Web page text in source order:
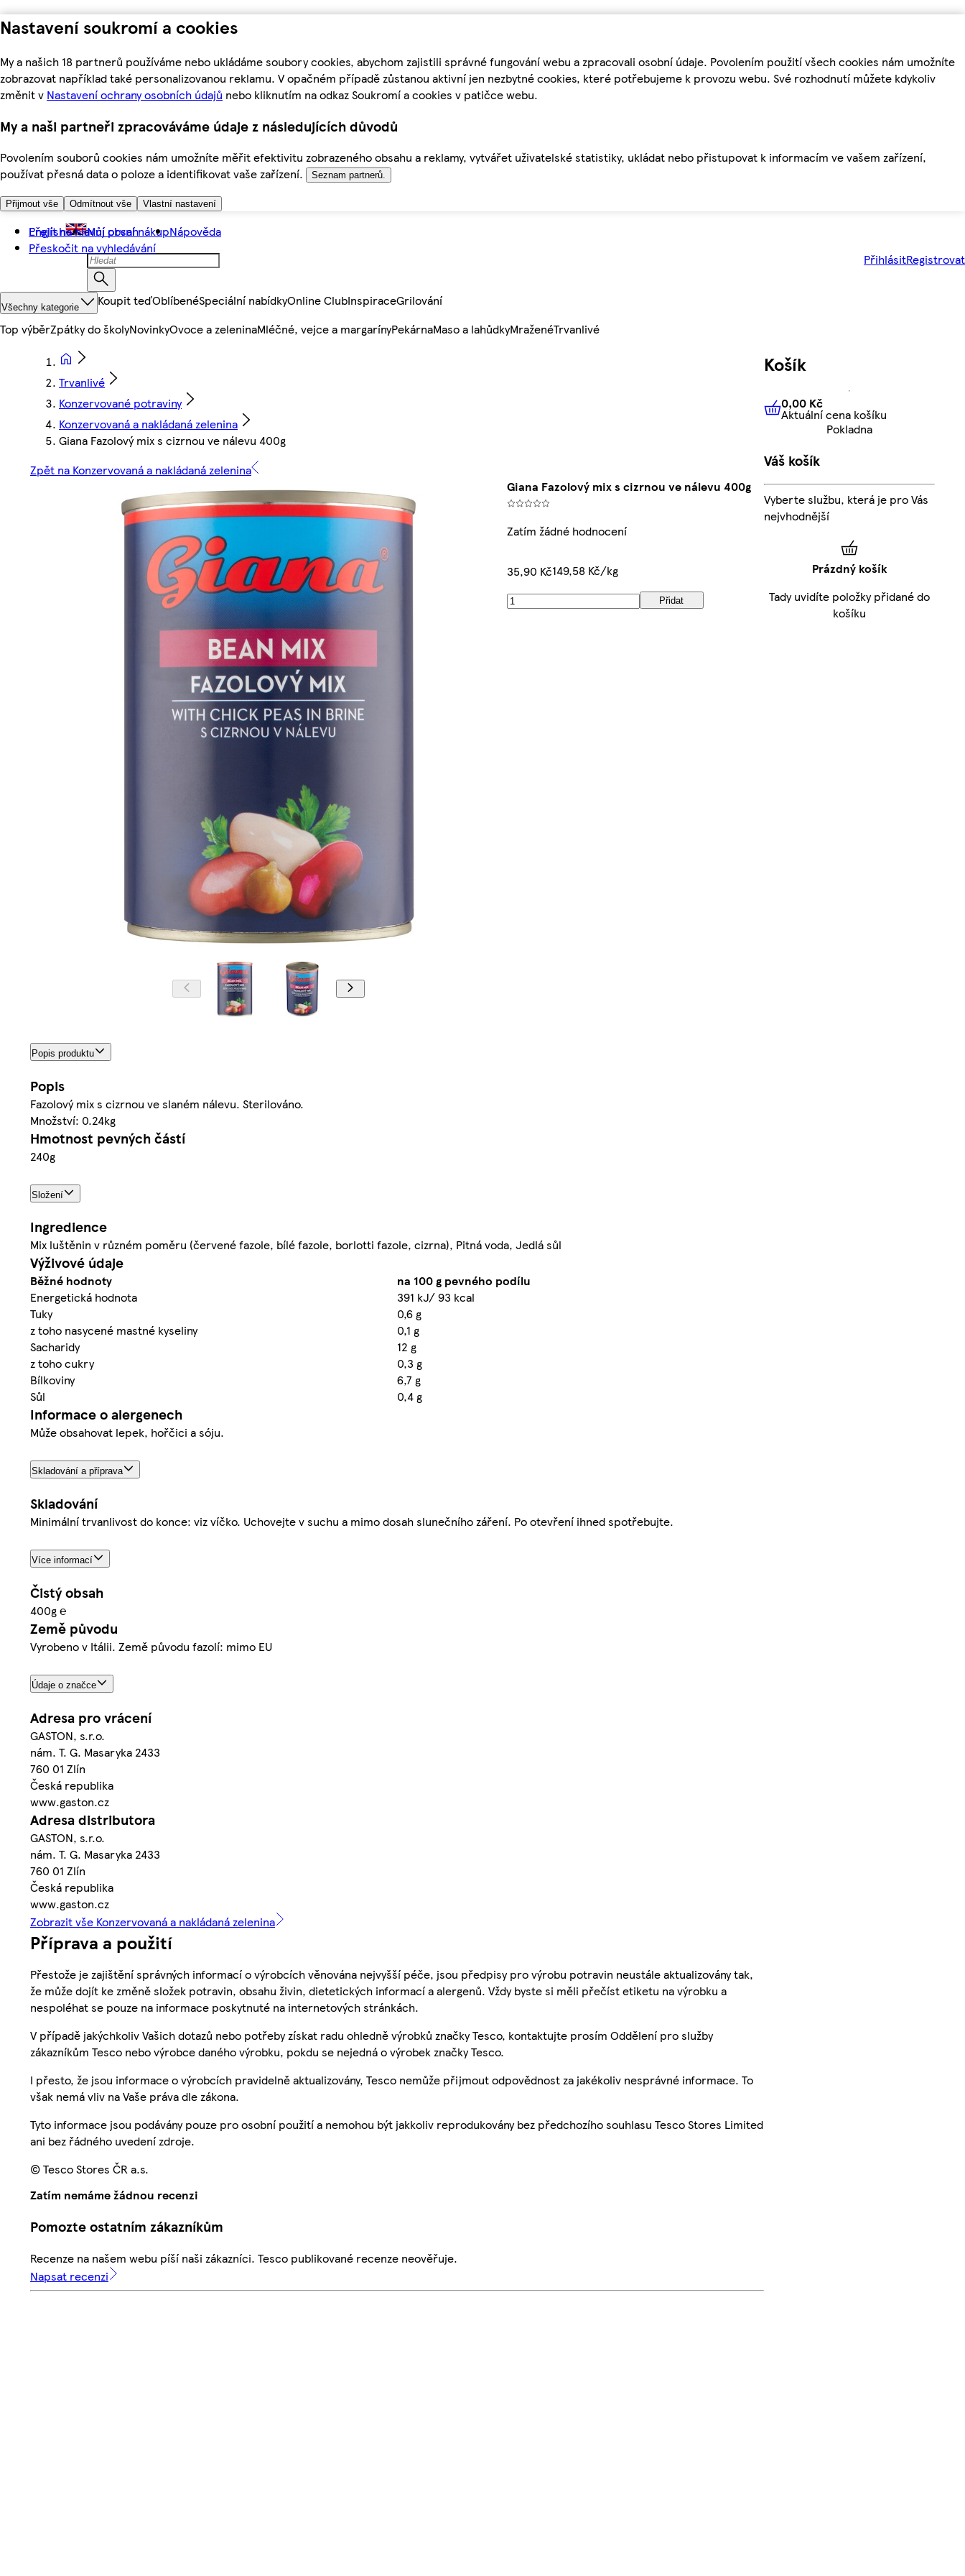
Nastavení soukromí a cookies
My a našich 18 partnerů používáme nebo ukládáme soubory cookies, abychom zajistili správné fungování webu a zpracovali osobní údaje. Povolením použití všech cookies nám umožníte
zobrazovat například také personalizovanou reklamu. V opačném případě zůstanou aktivní jen nezbytné cookies, které potřebujeme k provozu webu. Své rozhodnutí můžete kdykoliv
změnit v Nastavení ochrany osobních údajů nebo kliknutím na odkaz Soukromí a cookies v patičce webu.
My a naši partneři zpracováváme údaje z následujících důvodů
Povolením souborů cookies nám umožníte měřit efektivitu zobrazeného obsahu a reklamy, vytvářet uživatelské statistiky, ukládat nebo přistupovat k informacím ve vašem zařízení,
používat přesná data o poloze a identifikovat vaše zařízení.
Seznam partnerů.
Přijmout vše Odmítnout vše Vlastní nastavení
Přejít na hlavní obsah
Přeskočit na vyhledávání
English Můj první nákupNápověda
PřihlásitRegistrovat
Všechny kategorie Koupit teďOblíbenéSpeciální nabídkyOnline ClubInspiraceGrilování
Top výběrZpátky do školyNovinkyOvoce a zeleninaMléčné, vejce a margarínyPekárnaMaso a lahůdkyMraženéTrvanlivé
Trvanlivé
Konzervované potraviny
Konzervovaná a nakládaná zelenina
Giana Fazolový mix s cizrnou ve nálevu 400g
Zpět na Konzervovaná a nakládaná zelenina
Giana Fazolový mix s cizrnou ve nálevu 400g
Zatím žádné hodnocení
35,90 Kč149,58 Kč/kg
Přidat
Popis produktu
Popis
Fazolový mix s cizrnou ve slaném nálevu. Sterilováno.
Množství: 0.24kg
Hmotnost pevných částí
240g
Složení
Ingredience
Mix luštěnin v různém poměru (červené fazole, bílé fazole, borlotti fazole, cizrna), Pitná voda, Jedlá sůl
Výživové údaje
Běžné hodnoty
na 100 g pevného podílu
Energetická hodnota
391 kJ/ 93 kcal
Tuky
0,6 g
z toho nasycené mastné kyseliny
0,1 g
Sacharidy
12 g
z toho cukry
0,3 g
Bílkoviny
6,7 g
Sůl
0,4 g
Informace o alergenech
Může obsahovat lepek, hořčici a sóju.
Skladování a příprava
Skladování
Minimální trvanlivost do konce: viz víčko. Uchovejte v suchu a mimo dosah slunečního záření. Po otevření ihned spotřebujte.
Více informací
Čistý obsah
400g ℮
Země původu
Vyrobeno v Itálii. Země původu fazolí: mimo EU
Údaje o značce
Adresa pro vrácení
GASTON, s.r.o.
nám. T. G. Masaryka 2433
760 01 Zlín
Česká republika
www.gaston.cz
Adresa distributora
GASTON, s.r.o.
nám. T. G. Masaryka 2433
760 01 Zlín
Česká republika
www.gaston.cz
Zobrazit vše Konzervovaná a nakládaná zelenina
Příprava a použití
Přestože je zajištění správných informací o výrobcích věnována nejvyšší péče, jsou předpisy pro výrobu potravin neustále aktualizovány tak,
že může dojít ke změně složek potravin, obsahu živin, dietetických informací a alergenů. Vždy byste si měli přečíst etiketu na výrobku a
nespoléhat se pouze na informace poskytnuté na internetových stránkách.
V případě jakýchkoliv Vašich dotazů nebo potřeby získat radu ohledně výrobků značky Tesco, kontaktujte prosím Oddělení pro služby
zákazníkům Tesco nebo výrobce daného výrobku, pokdu se nejedná o výrobek značky Tesco.
I přesto, že jsou informace o výrobcích pravidelně aktualizovány, Tesco nemůže přijmout odpovědnost za jakékoliv nesprávné informace. To
však nemá vliv na Vaše práva dle zákona.
Tyto informace jsou podávány pouze pro osobní použití a nemohou být jakkoliv reprodukovány bez předchozího souhlasu Tesco Stores Limited
ani bez řádného uvedení zdroje.
© Tesco Stores ČR a.s.
Zatím nemáme žádnou recenzi
Pomozte ostatním zákazníkům
Recenze na našem webu píší naši zákazníci. Tesco publikované recenze neověřuje.
Napsat recenzi
Košík
0,00 KčAktuální cena košíku
0,00 Kč
Aktuální cena košíku
Pokladna
Váš košík
Vyberte službu, která je pro Vás
nejvhodnější
Prázdný košík
Tady uvidíte položky přidané do
košíku